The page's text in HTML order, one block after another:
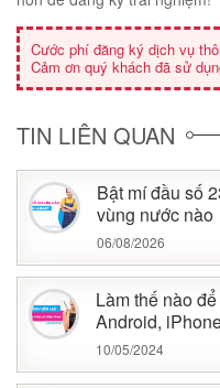
Cước phí đăng ký dịch vụ
Cảm ơn quý khách đã sử
TIN LIÊN QUAN
Bật mí đầu số
vùng nước nào
06/08/2026
Làm thế nào
Android,
10/05/2024